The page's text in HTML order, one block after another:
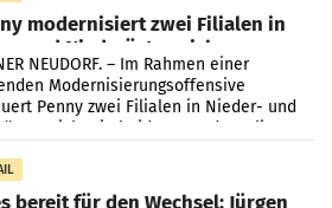
modernisiert zwei Filialen in
und Niederösterreich
NEUDORF. – Im Rahmen einer
Modernisierungsoffensive
Penny zwei Filialen in Nieder- und
Die beiden Standorte liegen
bereit für den Wechsel: Jürgen